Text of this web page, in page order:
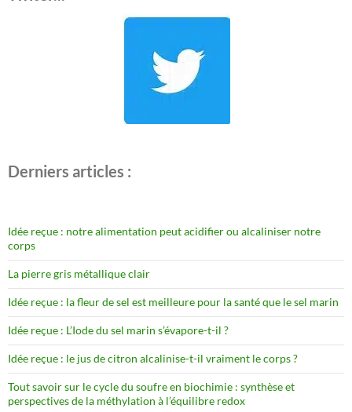
Derniers articles :
Idée reçue : notre alimentation peut acidifier ou alcaliniser notre
corps
La pierre gris métallique clair
Idée reçue : la fleur de sel est meilleure pour la santé que le sel marin
Idée reçue : L’Iode du sel marin s’évapore-t-il ?
Idée reçue : le jus de citron alcalinise-t-il vraiment le corps ?
Tout savoir sur le cycle du soufre en biochimie : synthèse et
perspectives de la méthylation à l’équilibre redox